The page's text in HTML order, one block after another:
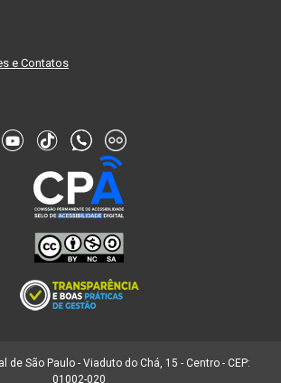
e Contatos
de São Paulo - Viaduto do Chá, 15 - Centro - CEP:
01002-020